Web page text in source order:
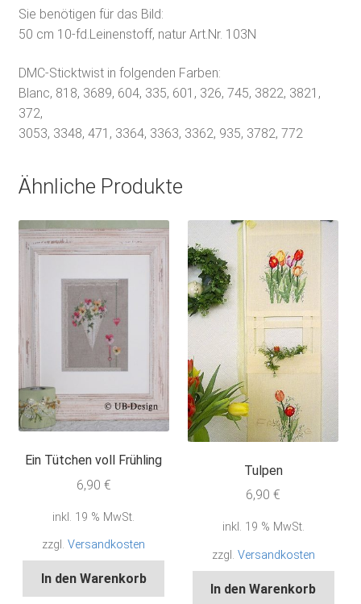
Sie benötigen für das Bild:
50 cm 10-fd.Leinenstoff, natur Art.Nr. 103N
DMC-Sticktwist in folgenden Farben:
Blanc, 818, 3689, 604, 335, 601, 326, 745, 3822, 3821,
372,
3053, 3348, 471, 3364, 3363, 3362, 935, 3782, 772
Ähnliche Produkte
Ein Tütchen voll Frühling
6,90 €
inkl. 19 % MwSt.
zzgl.Versandkosten
In den Warenkorb
Tulpen
6,90€
inkl. 19 % MwSt.
zzgl. Versandkosten
In den Warenkorb